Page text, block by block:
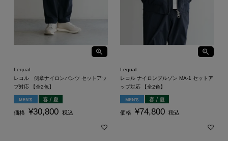
Lequal
レコル 側章ナイロンパンツ セットアッ
プ対応 【全2色】
価格 ¥30,800 税込
Lequal
レコル ナイロンブルゾン MA-1 セットア
ップ対応 【全2色】
価格 ¥74,800 税込